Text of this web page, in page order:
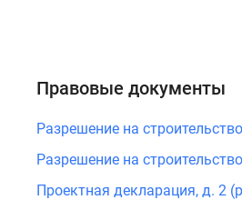
квартир
планировок
(от
1-
Правовые документы
Разрешение на
Разрешение на
Проектная декларация, д. 2